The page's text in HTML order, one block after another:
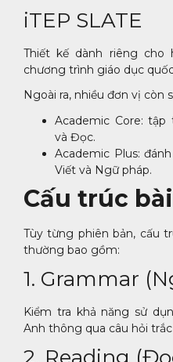
iTEP SLATE
Thiết kế dành riêng cho
chương trình giáo dục
Ngoài ra, nhiều đơn vị còn
Academic Core:
và Đọc.
Academic Plus:
Viết và Ngữ pháp.
Cấu trúc
Tùy từng phiên bản, cấu
thường bao gồm:
1. Grammar
Kiểm tra khả năng sử
Anh thông qua câu hỏi